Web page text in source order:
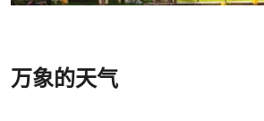
万象的天气